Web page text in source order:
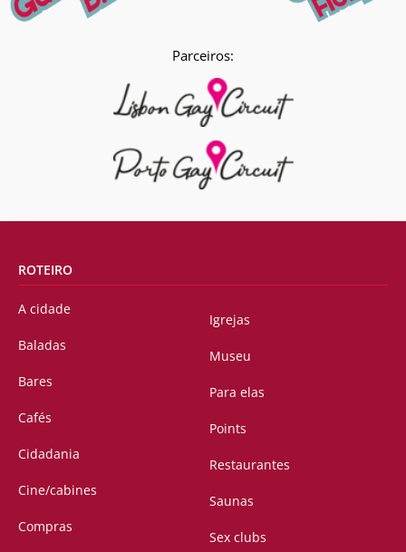
Parceiros:
ROTEIRO
A cidade
Baladas
Bares
Cafés
Cidadania
Cine/cabines
Compras
Igrejas
Museu
Para elas
Points
Restaurantes
Saunas
Sex clubs